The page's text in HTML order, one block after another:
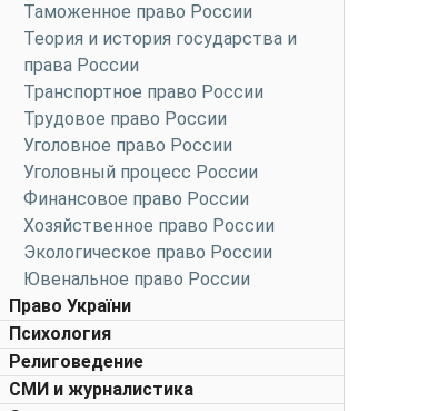
Таможенное право России
Теория и история государства и
права России
Транспортное право России
Трудовое право России
Уголовное право России
Уголовный процесс России
Финансовое право России
Хозяйственное право России
Экологическое право России
Ювенальное право России
Право України
Психология
Религоведение
СМИ и журналистика